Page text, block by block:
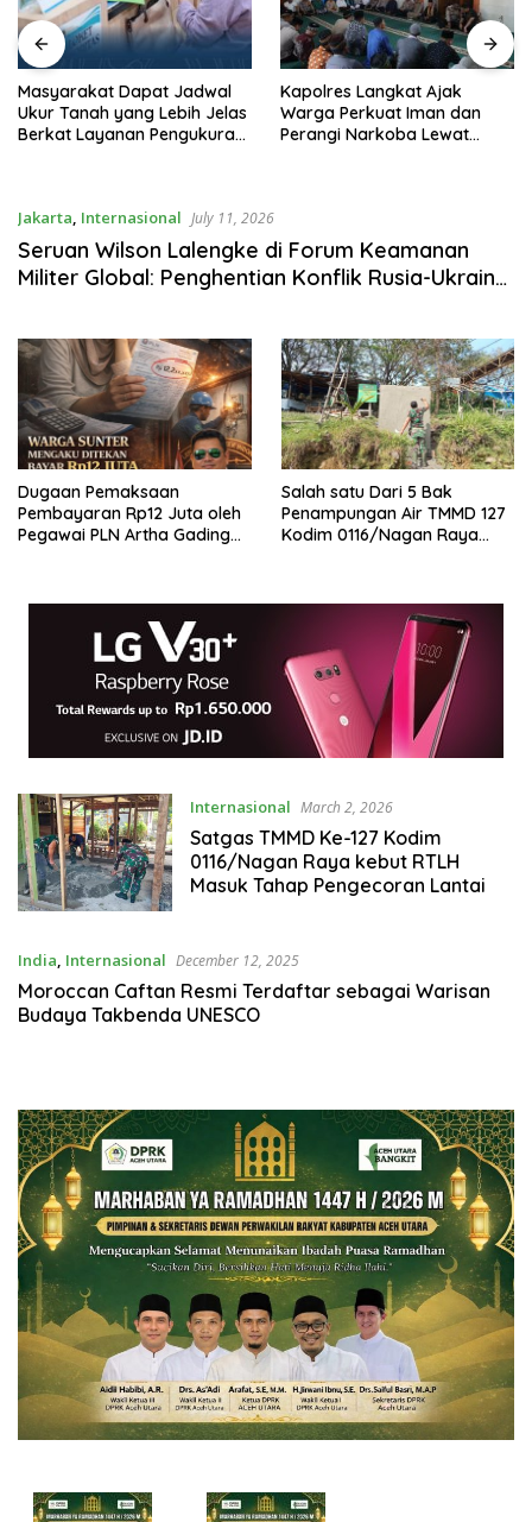
Masyarakat Dapat Jadwal
Ukur Tanah yang Lebih Jelas
Berkat Layanan Pengukuran
Kapolres Langkat Ajak
Warga Perkuat Iman dan
Perangi Narkoba Lewat
Jakarta, Internasional July 11, 2026
Seruan Wilson Lalengke di Forum Keamanan
Militer Global: Penghentian Konflik Rusia-Ukraina
Dugaan Pemaksaan
Pembayaran Rp12 Juta oleh
Pegawai PLN Artha Gading
Salah satu Dari 5 Bak
Penampungan Air TMMD 127
Kodim 0116/Nagan Raya
Tahap Finising Oleh Satgas
TMMD Kodim 0116/Nagan
Internasional March 2, 2026
Satgas TMMD Ke-127 Kodim
0116/Nagan Raya kebut RTLH
Masuk Tahap Pengecoran Lantai
India, Internasional December 12, 2025
Moroccan Caftan Resmi Terdaftar sebagai Warisan
Budaya Takbenda UNESCO